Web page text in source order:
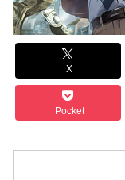
X
Pocket